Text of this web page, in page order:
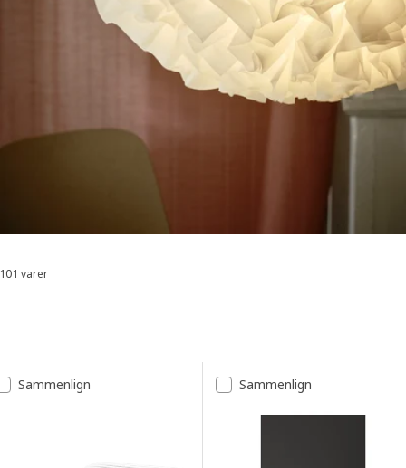
Sorter og filtrer
101 varer
Resultatliste
Sammenlign Sammenlign